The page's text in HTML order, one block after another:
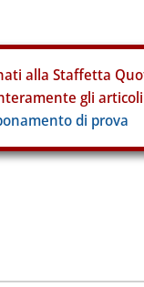
alla Staffetta
gli
di prova